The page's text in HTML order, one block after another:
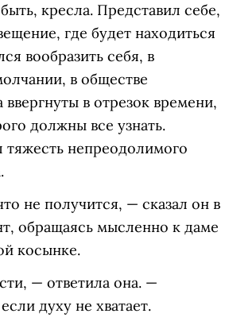
кресла. Представил себе,
где будет находиться
вообразить себя, в
в обществе
ввергнуты в отрезок времени,
должны все узнать.
тяжесть непреодолимого
не получится, — сказал он в
обращаясь мысленно к даме
косынке.
— ответила она. —
духу не хватает.